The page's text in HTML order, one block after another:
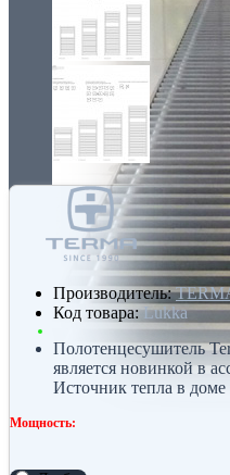
Производитель:
Код товара:Lukka
Полотенцесушитель
является новинкой в
Источник тепла в доме
Мощность: